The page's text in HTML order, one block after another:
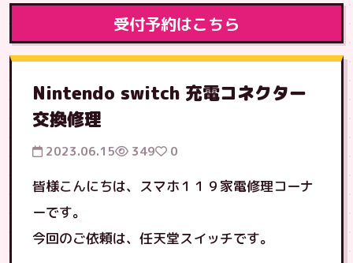
受付予約はこちら
Nintendo switch 充電コネクター
交換修理
2023.06.15 349 0
皆様こんにちは、スマホ１１９家電修理コーナ
ーです。
今回のご依頼は、任天堂スイッチです。